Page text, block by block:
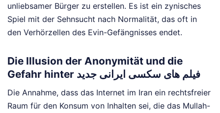
unliebsamer Bürger zu erstellen. Es ist ein zynisches
Spiel mit der Sehnsucht nach Normalität, das oft in
den Verhörzellen des Evin-Gefängnisses endet.
Die Illusion der Anonymität und die
Gefahr hinter فیلم های سکسی ایرانی جدید
Die Annahme, dass das Internet im Iran ein rechtsfreier
Raum für den Konsum von Inhalten sei, die das Mullah-